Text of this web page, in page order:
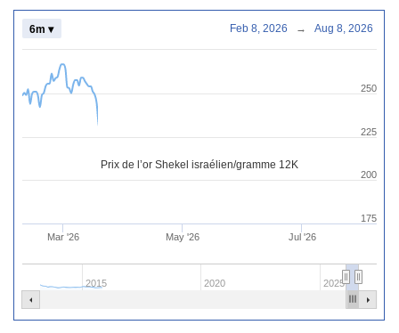
Prix de l’or Shekel israélien/gramme 12K
Mar '26 May '26 Jul '26
2015 2020 2025
200
175
225
250
6m ▾ Feb 8, 2026 → Aug 8, 2026